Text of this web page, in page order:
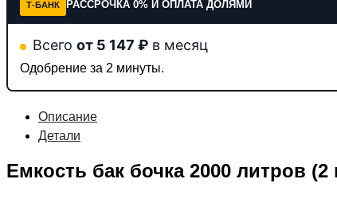
Т-БАНК РАССРОЧКА 0% И ОПЛАТА ДОЛЯМИ
Всего от 5 147 ₽ в месяц
Одобрение за 2 минуты.
Описание
Детали
Емкость бак бочка 2000 литров